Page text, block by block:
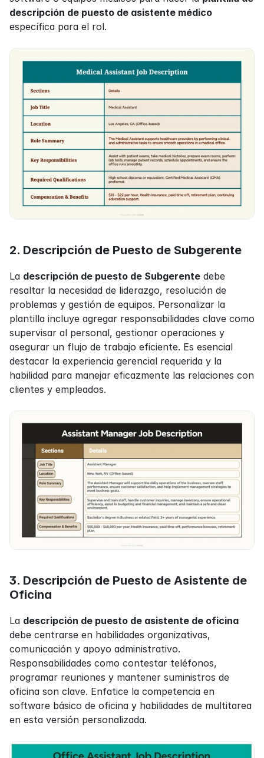
descripción de puesto de asistente médico
específica para el rol.
2. Descripción de Puesto de Subgerente
La descripción de puesto de Subgerente debe
resaltar la necesidad de liderazgo, resolución de
problemas y gestión de equipos. Personalizar la
plantilla incluye agregar responsabilidades clave como
supervisar al personal, gestionar operaciones y
asegurar un flujo de trabajo eficiente. Es esencial
destacar la experiencia gerencial requerida y la
habilidad para manejar eficazmente las relaciones con
clientes y empleados.
3. Descripción de Puesto de Asistente de
Oficina
La descripción de puesto de asistente de oficina
debe centrarse en habilidades organizativas,
comunicación y apoyo administrativo.
Responsabilidades como contestar teléfonos,
programar reuniones y mantener suministros de
oficina son clave. Enfatice la competencia en
software básico de oficina y habilidades de multitarea
en esta versión personalizada.